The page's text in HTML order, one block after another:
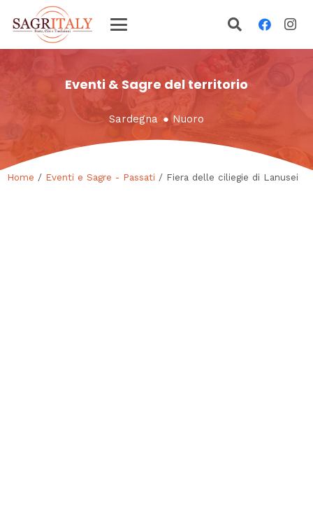
Eventi & Sagre del territorio
Sardegna ● Nuoro
Home / Eventi e Sagre - Passati / Fiera delle ciliegie di Lanusei